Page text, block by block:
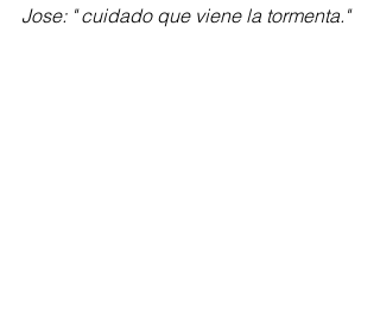
Jose: " cuidado que viene la tormenta."